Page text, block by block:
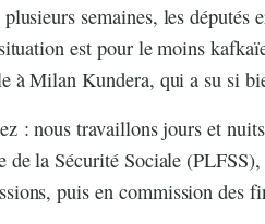
semaines, les députés
est pour le moins
à Milan Kundera, qui a su si
: nous travaillons jours et
de la Sécurité Sociale
puis en commission des